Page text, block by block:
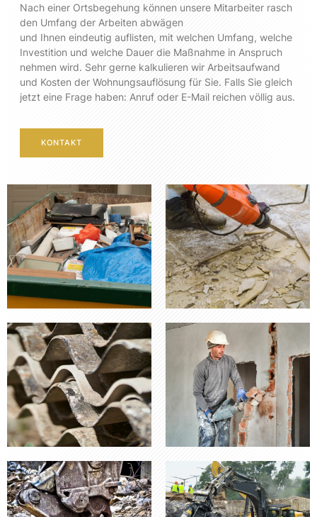
Nach einer Ortsbegehung können unsere Mitarbeiter rasch
den Umfang der Arbeiten abwägen
und Ihnen eindeutig auflisten, mit welchen Umfang, welche
Investition und welche Dauer die Maßnahme in Anspruch
nehmen wird. Sehr gerne kalkulieren wir Arbeitsaufwand
und Kosten der Wohnungsauflösung für Sie. Falls Sie gleich
jetzt eine Frage haben: Anruf oder E-Mail reichen völlig aus.
KONTAKT